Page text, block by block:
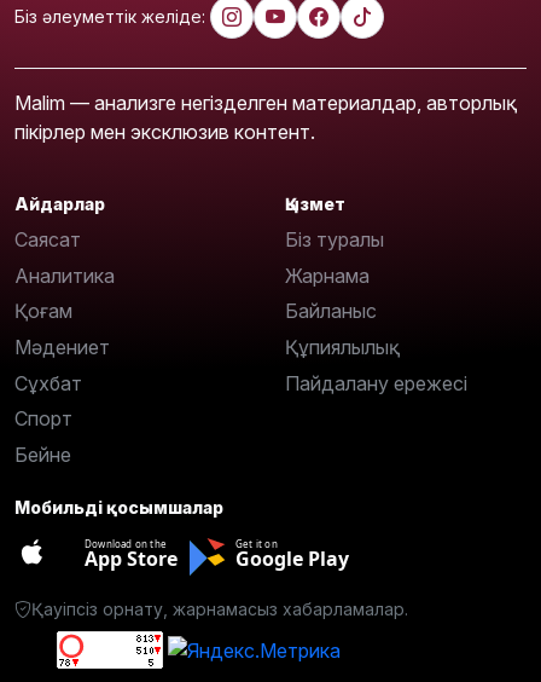
Біз әлеуметтік желіде:
Malim — анализге негізделген материалдар, авторлық
пікірлер мен эксклюзив контент.
Айдарлар
Саясат
Аналитика
Қоғам
Мәдениет
Сұхбат
Спорт
Бейне
Қызмет
Біз туралы
Жарнама
Байланыс
Құпиялылық
Пайдалану ережесі
Мобильді қосымшалар
Download on the
App Store
Get it on
Google Play
Қауіпсіз орнату, жарнамасыз хабарламалар.